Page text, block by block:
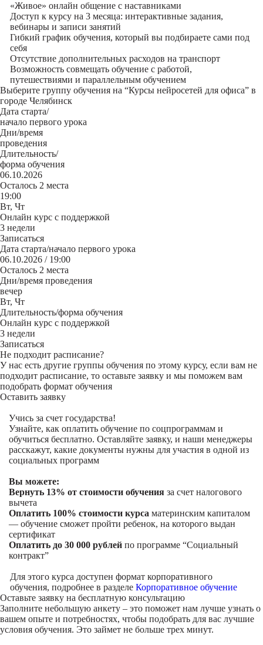
«Живое» онлайн общение с наставниками
Доступ к курсу на 3 месяца: интерактивные задания,
вебинары и записи занятий
Гибкий график обучения, который вы подбираете сами под
себя
Отсутствие дополнительных расходов на транспорт
Возможность совмещать обучение с работой,
путешествиями и параллельным обучением
Выберите группу обучения на “Курсы нейросетей для офиса” в
городе Челябинск
Дата старта/
начало первого урока
Дни/время
проведения
Длительность/
форма обучения
06.10.2026
Осталось 2 места
19:00
Вт, Чт
Онлайн курс с поддержкой
3 недели
Записаться
Дата старта/начало первого урока
06.10.2026 / 19:00
Осталось 2 места
Дни/время проведения
вечер
Вт, Чт
Длительность/форма обучения
Онлайн курс с поддержкой
3 недели
Записаться
Не подходит расписание?
У нас есть другие группы обучения по этому курсу, если вам не
подходит расписание, то оставьте заявку и мы поможем вам
подобрать формат обучения
Оставить заявку
Учись за счет государства!
Узнайте, как оплатить обучение по соцпрограммам и
обучиться бесплатно. Оставляйте заявку, и наши менеджеры
расскажут, какие документы нужны для участия в одной из
социальных программ
Вы можете:
Вернуть 13% от стоимости обучения за счет налогового
вычета
Оплатить 100% стоимости курса материнским капиталом
— обучение сможет пройти ребенок, на которого выдан
сертификат
Оплатить до 30 000 рублей по программе “Социальный
контракт”
Для этого курса доступен формат корпоративного
обучения, подробнее в разделе Корпоративное обучение
Оставьте заявку на бесплатную консультацию
Заполните небольшую анкету – это поможет нам лучше узнать о
вашем опыте и потребностях, чтобы подобрать для вас лучшие
условия обучения. Это займет не больше трех минут.